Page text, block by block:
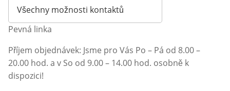
Všechny možnosti kontaktů
Pevná linka
Příjem objednávek: Jsme pro Vás Po – Pá od 8.00 –
20.00 hod. a v So od 9.00 – 14.00 hod. osobně k
dispozici!